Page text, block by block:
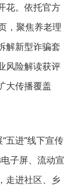
花。依托官方
，聚焦养老理
解新型诈骗套
风险解读获评
大传播覆盖
五进”线下宣传
子屏、流动宣
走进社区、乡